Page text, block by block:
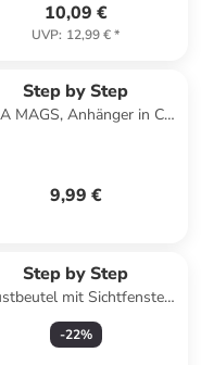
10,09 €
UVP: 12,99 €*
Step by Step
MAGS, Anhänger in Cat
9,99 €
Step by Step
mit Sichtfenster,
in Sparkling
Pegasus
-22%